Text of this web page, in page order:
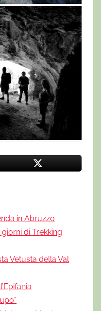
in Abruzzo
di Trekking
Vetusta della Val